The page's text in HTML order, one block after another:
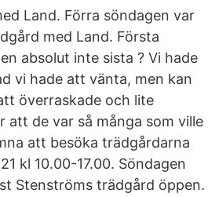
Land. Förra söndagen var
med Land. Första
absolut inte sista ? Vi hade
vi hade att vänta, men kan
överraskade och lite
att de var så många som ville
att besöka trädgårdarna
kl 10.00-17.00. Söndagen
Stenströms trädgård öppen.